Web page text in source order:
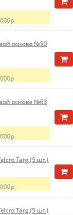
основе №50
основе №63
Targ (5 шт.)
Targ (5 шт.)